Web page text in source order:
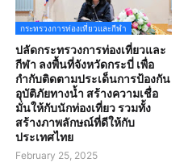
กระทรวงการท่องเที่ยวและกีฬา
ปลัดกระทรวงการท่องเที่ยวและ
กีฬา ลงพื้นที่จังหวัดกระบี่ เพื่อ
กำกับติดตามประเด็นการป้องกัน
อุบัติภัยทางน้ำ สร้างความเชื่อ
มั่นให้กับนักท่องเที่ยว รวมทั้ง
สร้างภาพลักษณ์ที่ดีให้กับ
ประเทศไทย
February 25, 2025